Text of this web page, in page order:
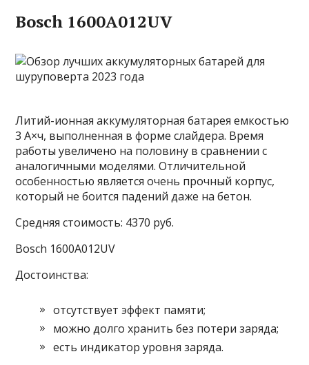
Bosch 1600A012UV
Литий-ионная аккумуляторная батарея емкостью
3 А×ч, выполненная в форме слайдера. Время
работы увеличено на половину в сравнении с
аналогичными моделями. Отличительной
особенностью является очень прочный корпус,
который не боится падений даже на бетон.
Средняя стоимость: 4370 руб.
Bosch 1600A012UV
Достоинства:
отсутствует эффект памяти;
можно долго хранить без потери заряда;
есть индикатор уровня заряда.